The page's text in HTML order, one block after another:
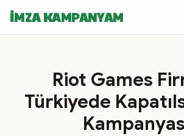
İMZA KAMPANYAM
Riot Games
Türkiyede